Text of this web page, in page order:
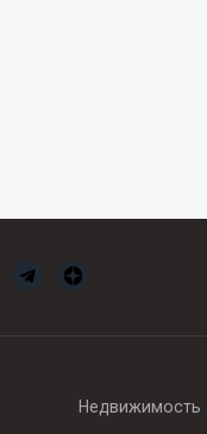
Недвижимость